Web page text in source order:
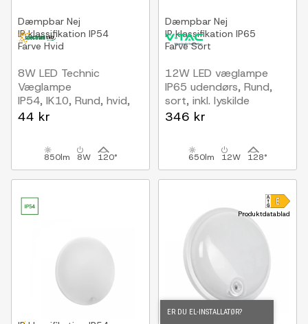
Dæmpbar Nej
IP klassifikation IP54
Farve Hvid
8W LED Technic
Væglampe
IP54, IK10, Rund, hvid,
inkl. lyskilde
44 kr
850lm 8W 120°
Dæmpbar Nej
IP klassifikation IP65
FarveSort
12W LED væglampe
IP65 udendørs, Rund,
sort, inkl. lyskilde
346 kr
650lm 12W 128°
Produktdatablad
ER DU EL-INSTALLATØR?